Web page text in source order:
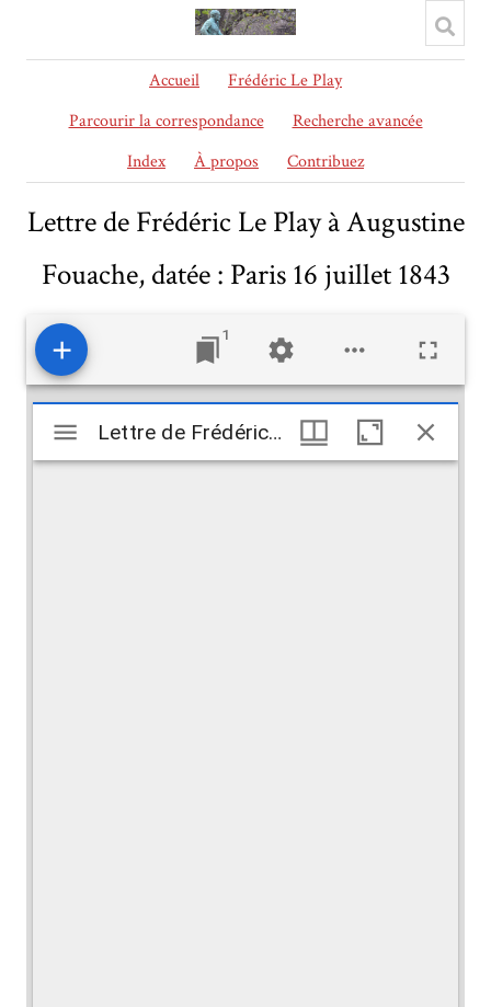
Accueil
Frédéric Le Play
Parcourir la correspondance
Recherche avancée
Index
À propos Contribuez
Lettre de Frédéric Le Play à Augustine
Fouache, datée : Paris 16 juillet 1843
1
Mirador
viewer
Lettre de Frédéric Le Play à Augustine Fouache, datée : Paris 16 juillet 1843